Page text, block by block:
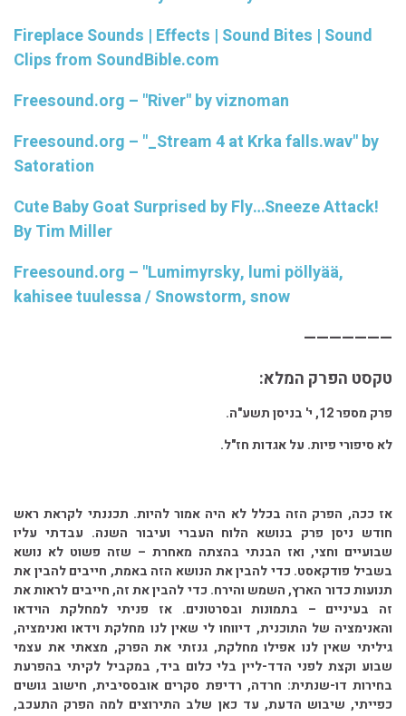
Fireplace Sounds | Effects | Sound Bites | Sound
Clips from SoundBible.com
Freesound.org – "River" by viznoman
Freesound.org – "_Stream 4 at Krka falls.wav" by
Satoration
Cute Baby Goat Surprised by Fly…Sneeze Attack!
By Tim Miller
Freesound.org – "Lumimyrsky, lumi pöllyää,
kahisee tuulessa / Snowstorm, snow
———————
טקסט הפרק המלא:
פרק מספר 12, י' בניסן תשע"ה.
לא סיפורי פיות. על אגדות חז"ל.
אז ככה, הפרק הזה בכלל לא היה אמור להיות. תכננתי לקראת ראש
חודש ניסן פרק בנושא הלוח העברי ועיבור השנה. עבדתי עליו
שבועיים וחצי, ואז הבנתי בהצתה מאחרת – שזה פשוט לא נושא
בשביל פודקאסט. כדי להבין את הנושא הזה באמת, חייבים להבין את
תנועות כדור הארץ, השמש והירח. כדי להבין את זה, חייבים לראות את
זה בעיניים – בתמונות ובסרטונים. אז פניתי למחלקת הוידאו
והאנימציה של התוכנית, דיווחו לי שאין לנו מחלקת וידאו ואנימציה,
גיליתי שאין לנו אפילו מחלקת, גנזתי את הפרק, מצאתי את עצמי
שבוע וקצת לפני הדד-ליין בלי כלום ביד, במקביל לקיתי בהפרעת
בחירות דו-שנתית: חרדה, רדיפת סקרים אובססיבית, חישוב גושים
כפייתי, שיבוש הדעת, עד כאן שלב התירוצים למה הפרק התעכב,